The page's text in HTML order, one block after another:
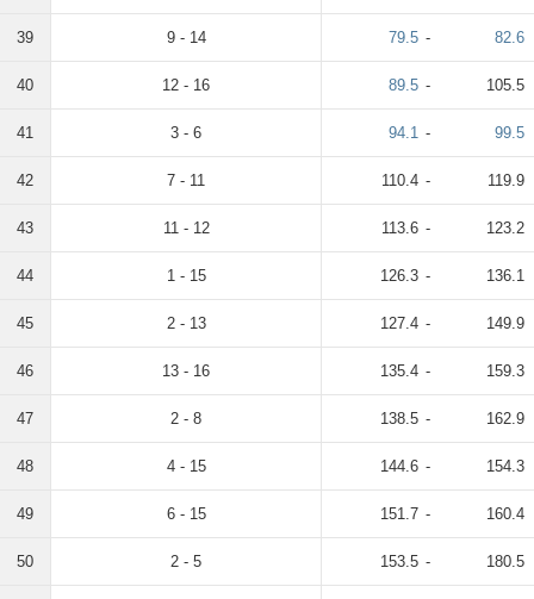
39 9 - 14 79.5 - 82.6
40 12 - 16 89.5 - 105.5
41 3 - 6 94.1 - 99.5
42 7 - 11 110.4 - 119.9
43 11 - 12 113.6 - 123.2
44 1 - 15 126.3 - 136.1
45 2 - 13 127.4 - 149.9
46 13 - 16 135.4 - 159.3
47 2 - 8 138.5 - 162.9
48 4 - 15 144.6 - 154.3
49 6 - 15 151.7 - 160.4
50 2 - 5 153.5 - 180.5